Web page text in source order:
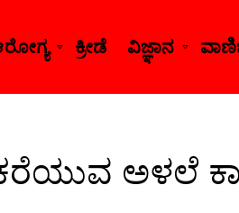
ಕ್ರೀಡೆ ವಿಜ್ಞಾನ
ಕರೆಯುವ ಅಳಲೆ